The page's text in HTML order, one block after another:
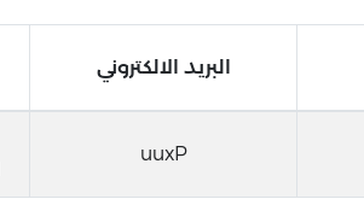
البريد الالكتروني
uuxP